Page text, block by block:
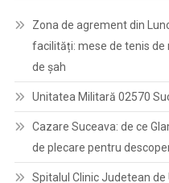
Zona de agrement din
facilități: mese de tenis de
de șah
Unitatea Militară 02570
Cazare Suceava: de ce
de plecare pentru
Spitalul Clinic Judetean de